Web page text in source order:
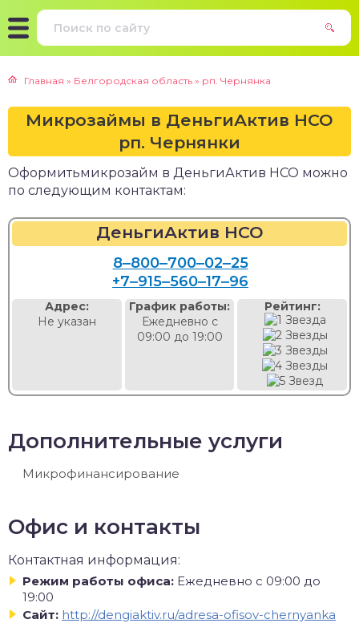
Главная » Белгородская область » рп. Чернянка
Микрозаймы в ДеньгиАктив НСО
рп. Чернянки
Оформитьмикрозайм в ДеньгиАктив НСО можно
по следующим контактам:
ДеньгиАктив НСО
8‒800‒700‒02‒25
+7‒915‒560‒17‒96
Адрес:
Не указан
График работы:
Ежедневно с
09:00 до 19:00
Рейтинг:
Дополнительные услуги
Микрофинансирование
Офис и контакты
Контактная информация:
Режим работы офиса: Ежедневно с 09:00 до
19:00
Сайт: http://dengiaktiv.ru/adresa-ofisov-chernyanka